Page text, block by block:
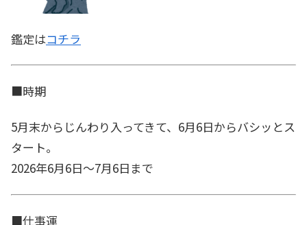
鑑定はコチラ
■時期
5月末からじんわり入ってきて、6月6日からバシッとス
タート。
2026年6月6日～7月6日まで
■仕事運